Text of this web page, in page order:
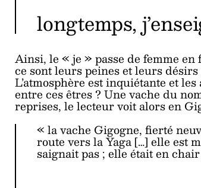
longtemps,
Ainsi, le « je » passe de femme en
ce sont leurs peines et leurs
L’atmosphère est inquiétante et
entre ces êtres ? Une vache du
reprises, le lecteur voit alors en
« la vache Gigogne, fierté
route vers la Yaga […] elle est
saignait pas ; elle était en